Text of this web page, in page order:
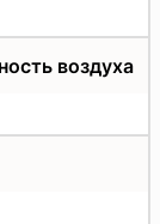
воздуха